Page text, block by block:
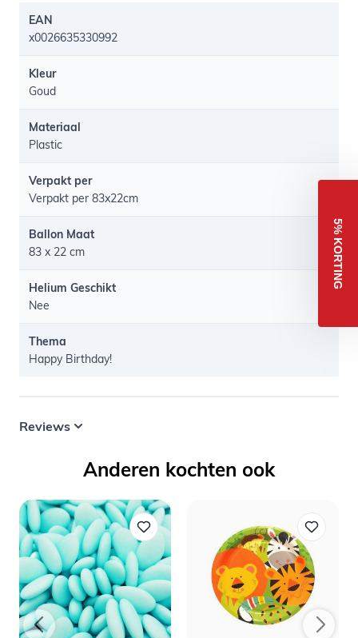
EAN
x0026635330992
Kleur
Goud
Materiaal
Plastic
Verpakt per
Verpakt per 83x22cm
Ballon Maat
83 x 22 cm
Helium Geschikt
Nee
Thema
Happy Birthday!
Reviews
Anderen kochten ook
5% KORTING